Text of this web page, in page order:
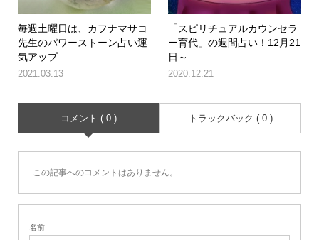
毎週土曜日は、カフナマサコ
先生のパワーストーン占い運
気アップ...
2021.03.13
「スピリチュアルカウンセラ
ー育代」の週間占い！12月21
日～...
2020.12.21
コメント ( 0 ) トラックバック ( 0 )
この記事へのコメントはありません。
名前